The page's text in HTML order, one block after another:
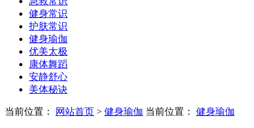
健身常识
护肤常识
健身瑜伽
优美太极
康体舞蹈
安静舒心
美体秘诀
当前位置： 网站首页 > 健身瑜伽 当前位置： 健身瑜伽